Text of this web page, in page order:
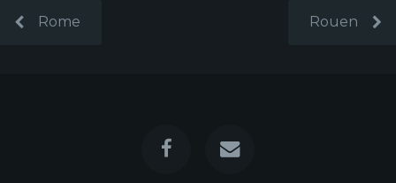
Rome Rouen